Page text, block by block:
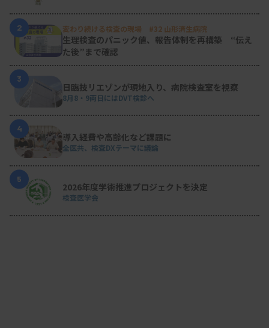
2 変わり続ける検査の現場 #32 山形済生病院
生理検査のパニック値、報告体制を再構築 “伝え
た後”まで確認
3
日臨技リエゾンが現地入り、病院検査室を視察
8月8・9両日にはDVT検診へ
4
導入経費や高齢化など課題に
全医共、検査DXテーマに議論
5
2026年度学術推進プロジェクトを決定
検査医学会